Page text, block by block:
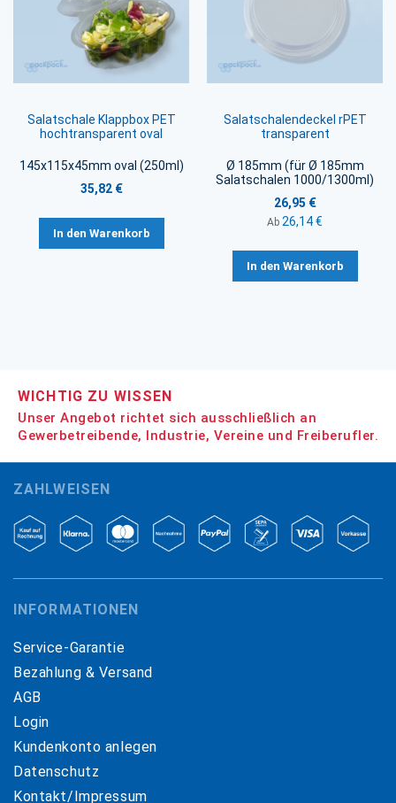
Salatschale Klappbox PET
hochtransparent oval
145x115x45mm oval (250ml)
35,82 €
In den Warenkorb
Salatschalendeckel rPET
transparent
Ø 185mm (für Ø 185mm
Salatschalen 1000/1300ml)
26,95 €
Ab 26,14 €
In den Warenkorb
WICHTIG ZU WISSEN
Unser Angebot richtet sich ausschließlich an
Gewerbetreibende, Industrie, Vereine und Freiberufler.
ZAHLWEISEN
INFORMATIONEN
Service-Garantie
Bezahlung & Versand
AGB
Login
Kundenkonto anlegen
Datenschutz
Kontakt/Impressum